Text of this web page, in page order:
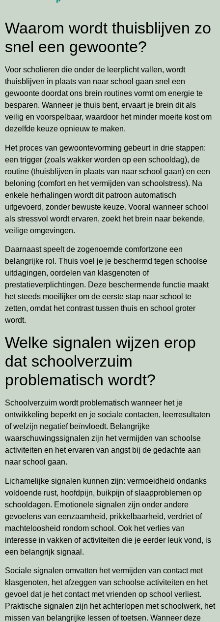
Waarom wordt thuisblijven zo
snel een gewoonte?
Voor scholieren die onder de leerplicht vallen, wordt
thuisblijven in plaats van naar school gaan snel een
gewoonte doordat ons brein routines vormt om energie te
besparen. Wanneer je thuis bent, ervaart je brein dit als
veilig en voorspelbaar, waardoor het minder moeite kost om
dezelfde keuze opnieuw te maken.
Het proces van gewoontevorming gebeurt in drie stappen:
een trigger (zoals wakker worden op een schooldag), de
routine (thuisblijven in plaats van naar school gaan) en een
beloning (comfort en het vermijden van schoolstress). Na
enkele herhalingen wordt dit patroon automatisch
uitgevoerd, zonder bewuste keuze. Vooral wanneer school
als stressvol wordt ervaren, zoekt het brein naar bekende,
veilige omgevingen.
Daarnaast speelt de zogenoemde comfortzone een
belangrijke rol. Thuis voel je je beschermd tegen schoolse
uitdagingen, oordelen van klasgenoten of
prestatieverplichtingen. Deze beschermende functie maakt
het steeds moeilijker om de eerste stap naar school te
zetten, omdat het contrast tussen thuis en school groter
wordt.
Welke signalen wijzen erop
dat schoolverzuim
problematisch wordt?
Schoolverzuim wordt problematisch wanneer het je
ontwikkeling beperkt en je sociale contacten, leerresultaten
of welzijn negatief beïnvloedt. Belangrijke
waarschuwingssignalen zijn het vermijden van schoolse
activiteiten en het ervaren van angst bij de gedachte aan
naar school gaan.
Lichamelijke signalen kunnen zijn: vermoeidheid ondanks
voldoende rust, hoofdpijn, buikpijn of slaapproblemen op
schooldagen. Emotionele signalen zijn onder andere
gevoelens van eenzaamheid, prikkelbaarheid, verdriet of
machteloosheid rondom school. Ook het verlies van
interesse in vakken of activiteiten die je eerder leuk vond, is
een belangrijk signaal.
Sociale signalen omvatten het vermijden van contact met
klasgenoten, het afzeggen van schoolse activiteiten en het
gevoel dat je het contact met vrienden op school verliest.
Praktische signalen zijn het achterlopen met schoolwerk, het
missen van belangrijke lessen of toetsen. Wanneer deze